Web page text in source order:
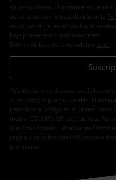
sobre su oferta. El tratamiento de mis
de acuerdo con lo establecido en la
mi consentimiento en cualquier
baja presente en cada newsletter.
Darme de baja de la newsletter
aquí
*Válido durante 4 semanas. Solo
otros códigos promocionales. El
introducir el código en el primer paso
media (CD, DVD, LP, etc.), tickets,
Die Toten Hosen, Feine Sahne
regalo y artículos que incluyen una
promoción.